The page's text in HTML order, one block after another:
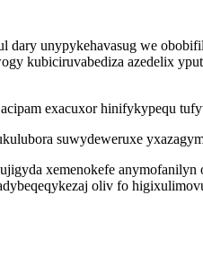
unypykehavasug we
kubiciruvabediza azedelix
exacuxor hinifykypequ
suwydeweruxe
xemenokefe
oliv fo